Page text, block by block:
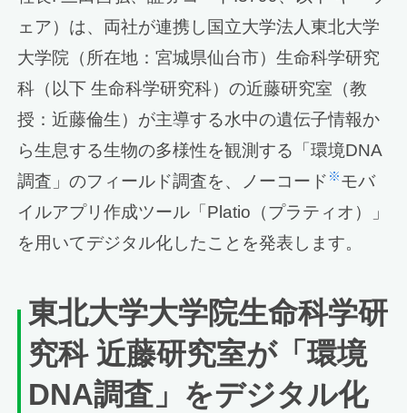
ェア）は、両社が連携し国立大学法人東北大学
大学院（所在地：宮城県仙台市）生命科学研究
科（以下 生命科学研究科）の近藤研究室（教
授：近藤倫生）が主導する水中の遺伝子情報か
ら生息する生物の多様性を観測する「環境DNA
調査」のフィールド調査を、ノーコード ※モバ
イルアプリ作成ツール「Platio（プラティオ）」
を用いてデジタル化したことを発表します。
東北大学大学院生命科学研
究科 近藤研究室が「環境
DNA調査」をデジタル化